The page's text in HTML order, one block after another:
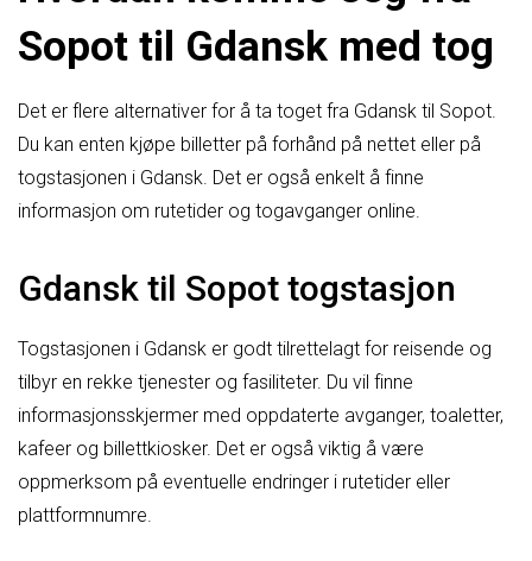
Sopot til Gdansk med tog
Det er flere alternativer for å ta toget fra Gdansk til Sopot.
Du kan enten kjøpe billetter på forhånd på nettet eller på
togstasjonen i Gdansk. Det er også enkelt å finne
informasjon om rutetider og togavganger online.
Gdansk til Sopot togstasjon
Togstasjonen i Gdansk er godt tilrettelagt for reisende og
tilbyr en rekke tjenester og fasiliteter. Du vil finne
informasjonsskjermer med oppdaterte avganger, toaletter,
kafeer og billettkiosker. Det er også viktig å være
oppmerksom på eventuelle endringer i rutetider eller
plattformnumre.